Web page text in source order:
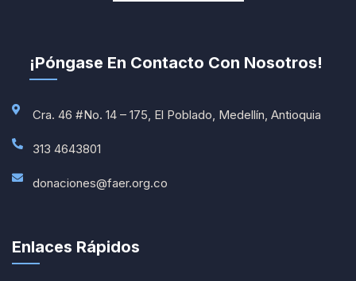
¡Póngase En Contacto Con Nosotros!
Cra. 46 #No. 14 – 175, El Poblado, Medellín, Antioquia
313 4643801
donaciones@faer.org.co
Enlaces Rápidos